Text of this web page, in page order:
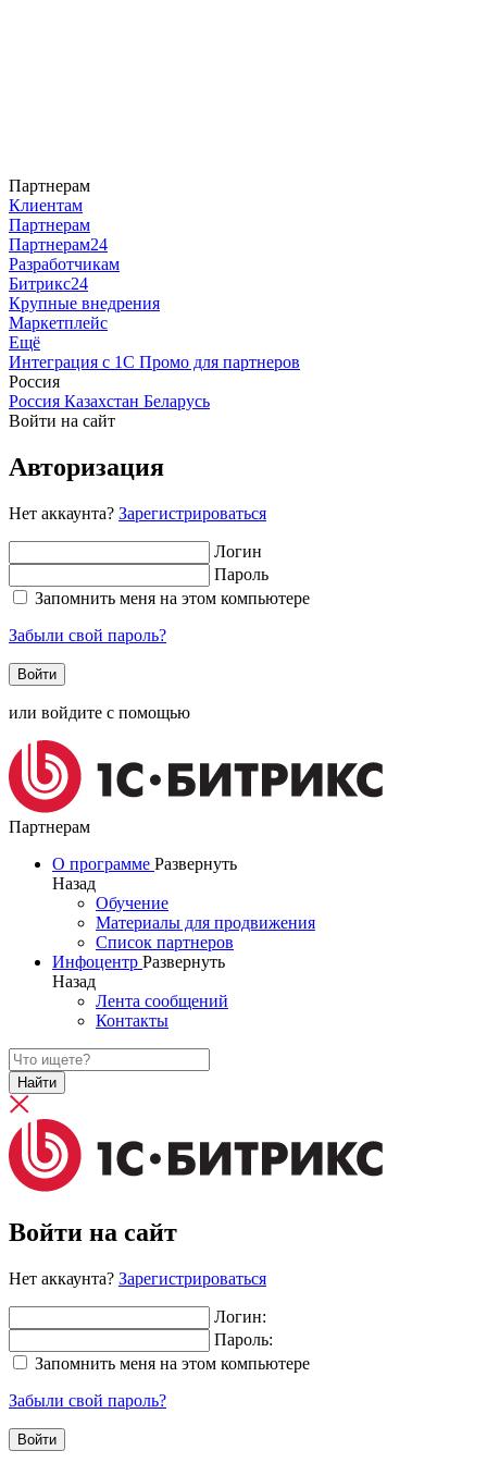
Партнерам
Клиентам
Партнерам
Партнерам24
Разработчикам
Битрикс24
Крупные внедрения
Маркетплейс
Ещё
Интеграция с 1С Промо для партнеров
Россия
Россия Казахстан Беларусь
Войти на сайт
Авторизация
Нет аккаунта? Зарегистрироваться
Логин
Пароль
Запомнить меня на этом компьютере
Забыли свой пароль?
или войдите с помощью
Партнерам
О программе Развернуть
Назад
Обучение
Материалы для продвижения
Список партнеров
Инфоцентр Развернуть
Назад
Лента сообщений
Контакты
Найти
Войти на сайт
Нет аккаунта? Зарегистрироваться
Логин:
Пароль:
Запомнить меня на этом компьютере
Забыли свой пароль?